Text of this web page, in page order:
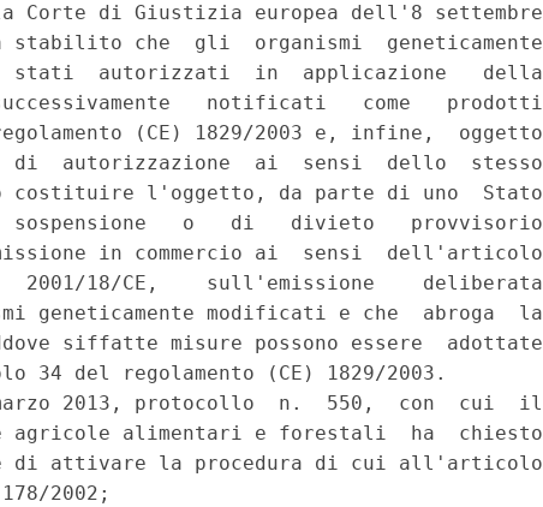
Corte di Giustizia europea dell'8 settembre
stabilito che  gli  organismi  geneticamente
stati  autorizzati  in  applicazione   della
notificati   come   prodotti
(CE) 1829/2003 e, infine,  oggetto
di  autorizzazione  ai  sensi  dello  stesso
costituire l'oggetto, da parte di uno  Stato
sospensione   o   di   divieto   provvisorio
in commercio ai  sensi  dell'articolo
18/CE,    sull'emissione    deliberata
geneticamente modificati e che  abroga  la
siffatte misure possono essere  adottate
34 del regolamento (CE) 1829/2003.
2013, protocollo  n.  550,  con  cui  il
agricole alimentari e forestali  ha  chiesto
di attivare la procedura di cui all'articolo
2002;